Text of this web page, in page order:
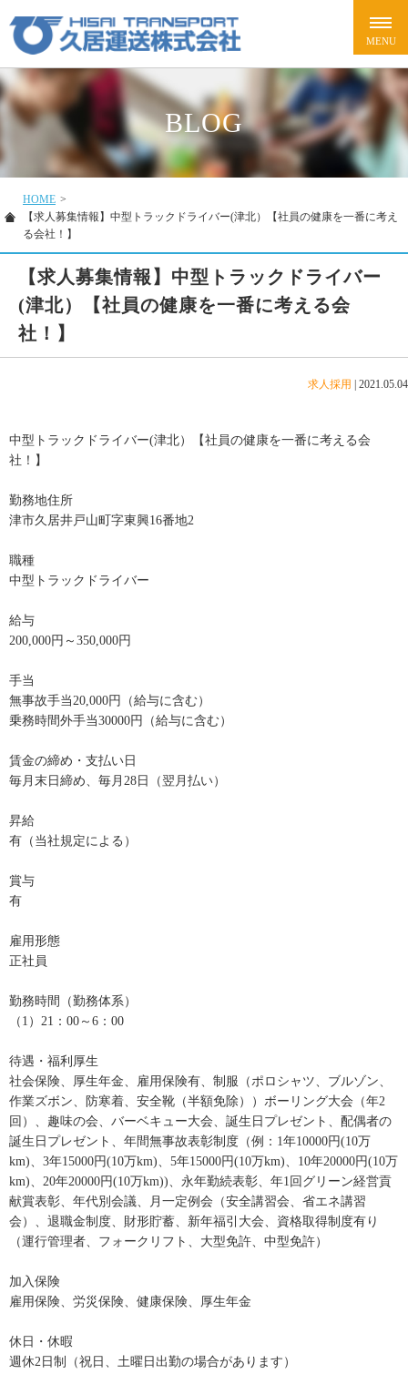
BLOG
HOME >
【求人募集情報】中型トラックドライバー(津北）【社員の健康を一番に考え
る会社！】
【求人募集情報】中型トラックドライバー
(津北）【社員の健康を一番に考える会
社！】
求人採用 2021.05.04
中型トラックドライバー(津北）【社員の健康を一番に考える会
社！】
勤務地住所
津市久居井戸山町字東興16番地2
職種
中型トラックドライバー
給与
200,000円～350,000円
手当
無事故手当20,000円（給与に含む）
乗務時間外手当30000円（給与に含む）
賃金の締め・支払い日
毎月末日締め、毎月28日（翌月払い）
昇給
有（当社規定による）
賞与
有
雇用形態
正社員
勤務時間（勤務体系）
（1）21：00～6：00
待遇・福利厚生
社会保険、厚生年金、雇用保険有、制服（ポロシャツ、ブルゾン、
作業ズボン、防寒着、安全靴（半額免除））ボーリング大会（年2
回）、趣味の会、バーベキュー大会、誕生日プレゼント、配偶者の
誕生日プレゼント、年間無事故表彰制度（例：1年10000円(10万
km)、3年15000円(10万km)、5年15000円(10万km)、10年20000円(10万
km)、20年20000円(10万km))、永年勤続表彰、年1回グリーン経営貢
献賞表彰、年代別会議、月一定例会（安全講習会、省エネ講習
会）、退職金制度、財形貯蓄、新年福引大会、資格取得制度有り
（運行管理者、フォークリフト、大型免許、中型免許）
加入保険
雇用保険、労災保険、健康保険、厚生年金
休日・休暇
週休2日制（祝日、土曜日出勤の場合があります）